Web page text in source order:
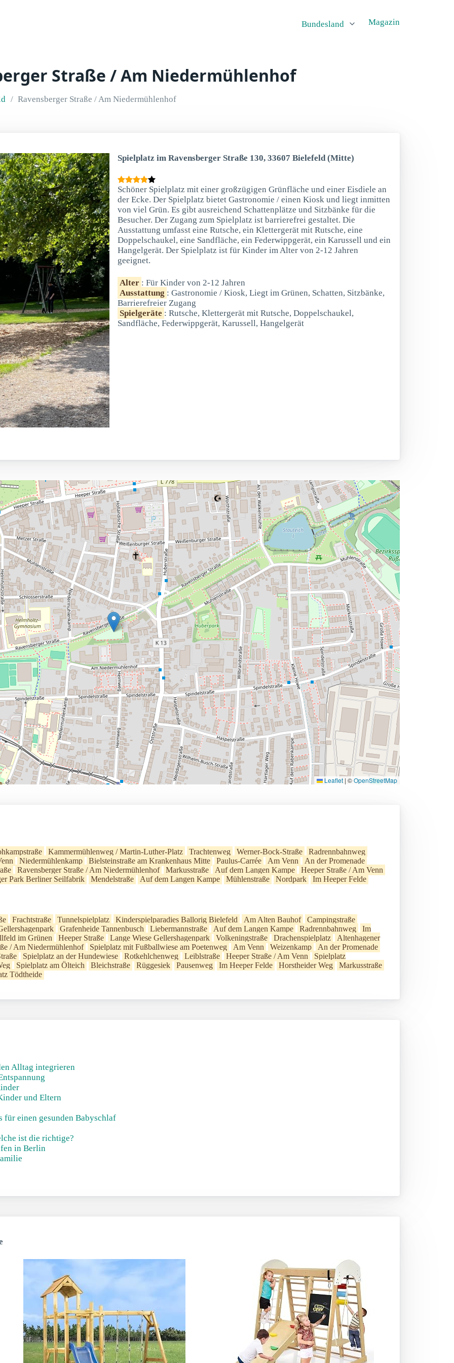
Bundesland Magazin
Straße / Am Niedermühlenhof
Ravensberger Straße / Am Niedermühlenhof
Spielplatz im Ravensberger Straße 130, 33607 Bielefeld (Mitte)
Schöner Spielplatz mit einer großzügigen Grünfläche und einer Eisdiele an
der Ecke. Der Spielplatz bietet Gastronomie / einen Kiosk und liegt inmitten
von viel Grün. Es gibt ausreichend Schattenplätze und Sitzbänke für die
Besucher. Der Zugang zum Spielplatz ist barrierefrei gestaltet. Die
Ausstattung umfasst eine Rutsche, ein Klettergerät mit Rutsche, eine
Doppelschaukel, eine Sandfläche, ein Federwippgerät, ein Karussell und ein
Hangelgerät. Der Spielplatz ist für Kinder im Alter von 2-12 Jahren
geeignet.
Alter : Für Kinder von 2-12 Jahren
Ausstattung : Gastronomie / Kiosk, Liegt im Grünen, Schatten, Sitzbänke,
Barrierefreier Zugang
Spielgeräte : Rutsche, Klettergerät mit Rutsche, Doppelschaukel,
Sandfläche, Federwippgerät, Karussell, Hangelgerät
Leaflet | ©OpenStreetMap
Kammermühlenweg / Martin-Luther-Platz Trachtenweg Werner-Bock-Straße
Radrennbahnweg
Niedermühlenkamp Bielsteinstraße am Krankenhaus Mitte Paulus-Carrée Am Venn
An der Promenade
Ravensberger Straße / Am Niedermühlenhof Markusstraße Auf dem Langen Kampe
Heeper Straße / Am Venn
Park Berliner Seilfabrik
Mendelstraße Auf dem Langen Kampe Mühlenstraße Nordpark Im Heeper Felde
Frachtstraße Tunnelspielplatz Kinderspielparadies Ballorig Bielefeld Am Alten Bauhof
Campingstraße
Grafenheide Tannenbusch Liebermannstraße Auf dem Langen Kampe Radrennbahnweg
Im
im Grünen
Heeper Straße Lange Wiese Gellershagenpark Volkeningstraße Drachenspielplatz
Altenhagener
/ Am Niedermühlenhof
Spielplatz mit Fußballwiese am Poetenweg Am Venn Weizenkamp
An der Promenade
Spielplatz an der Hundewiese Rotkehlchenweg Leiblstraße Heeper Straße / Am Venn
Spielplatz
Spielplatz am Ölteich Bleichstraße Rüggesiek Pausenweg Im Heeper Felde Horstheider Weg
Markusstraße
Tödtheide
Alltag integrieren
und Eltern
für einen gesunden Babyschlaf
ist die richtige?
in Berlin